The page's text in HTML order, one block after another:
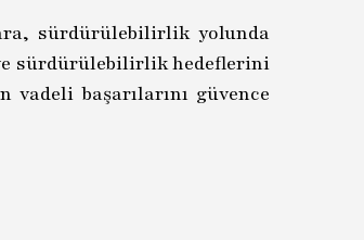
sürdürülebilirlik yolunda
sürdürülebilirlik hedeflerini
başarılarını güvence